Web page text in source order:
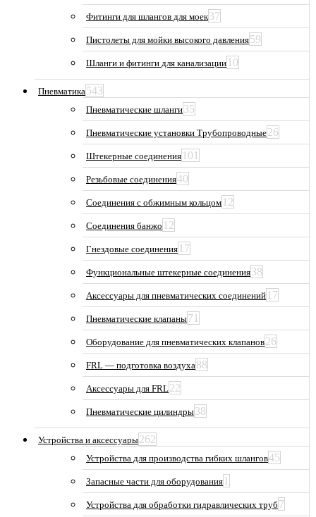
Фитинги для шлангов для моек37
Пистолеты для мойки высокого давления59
Шланги и фитинги для канализации 10
Пневматика543
Пневматические шланги35
Пневматические установки Трубопроводные26
Штекерные соединения 101
Резьбовые соединения40
Соединения с обжимным кольцом 12
Соединения банжо 12
Гнездовые соединения 17
Функциональные штекерные соединения38
Аксессуары для пневматических соединений 17
Пневматические клапаны71
Оборудование для пневматических клапанов26
FRL — подготовка воздуха88
Аксессуары для FRL22
Пневматические цилиндры38
Устройства и аксессуары262
Устройства для производства гибких шлангов45
Запасные части для оборудования 1
Устройства для обработки гидравлических труб 7